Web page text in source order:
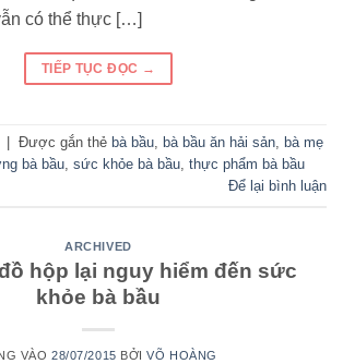
có thể thực […]
TIẾP TỤC ĐỌC →
Được gắn thẻ bà bầu, bà bầu ăn hải sản, bà mẹ
bà bầu, sức khỏe bà bầu, thực phẩm bà bầu
Để lại bình luận
ARCHIVED
hộp lại nguy hiểm đến sức
khỏe bà bầu
VÀO28/07/2015 BỞIVÕ HOÀNG